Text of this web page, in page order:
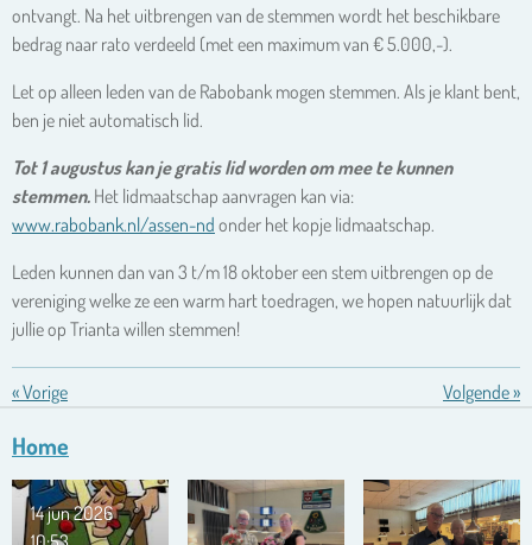
ontvangt. Na het uitbrengen van de stemmen wordt het beschikbare
bedrag naar rato verdeeld (met een maximum van € 5.000,-).
Let op alleen leden van de Rabobank mogen stemmen. Als je klant bent,
ben je niet automatisch lid.
Tot 1 augustus kan je gratis lid worden om mee te kunnen
stemmen. Het lidmaatschap aanvragen kan via:
www.rabobank.nl/assen-nd onder het kopje lidmaatschap.
Leden kunnen dan van 3 t/m 18 oktober een stem uitbrengen op de
vereniging welke ze een warm hart toedragen, we hopen natuurlijk dat
jullie op Trianta willen stemmen!
«Vorige Volgende»
Home
14 jun 2026